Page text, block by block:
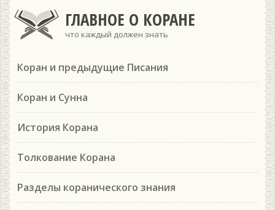
ГЛАВНОЕ О КОРАНЕ
что каждый должен знать
Коран и предыдущие Писания
Коран и Сунна
История Корана
Толкование Корана
Разделы коранического знания